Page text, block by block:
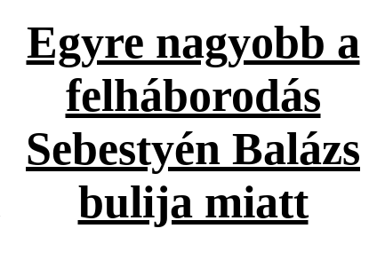
Egyre nagyobb a
felháborodás
Sebestyén Balázs
bulija miatt